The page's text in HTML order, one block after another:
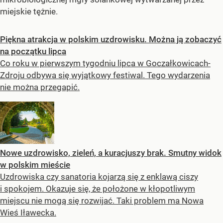
miejskie tężnie.
Piękna atrakcja w polskim uzdrowisku. Można ją zobaczyć
na początku lipca
Co roku w pierwszym tygodniu lipca w Goczałkowicach-
Zdroju odbywa się wyjątkowy festiwal. Tego wydarzenia
nie można przegapić.
Nowe uzdrowisko, zieleń, a kuracjuszy brak. Smutny widok
w polskim mieście
Uzdrowiska czy sanatoria kojarzą się z enklawą ciszy
i spokojem. Okazuje się, że położone w kłopotliwym
miejscu nie mogą się rozwijać. Taki problem ma Nowa
Wieś Iławecka.